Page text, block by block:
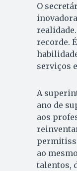
O
recorde.
serviços
A
ano de
aos
ao
talentos,